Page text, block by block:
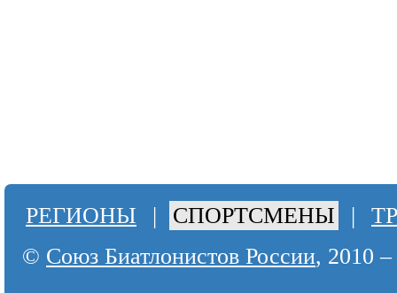
РЕГИОНЫ | СПОРТСМЕНЫ |
© Союз Биатлонистов России, 2010